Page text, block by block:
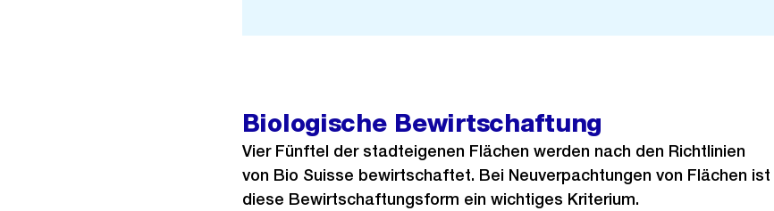
Biologische Bewirtschaftung
Vier Fünftel der stadteigenen Flächen werden nach den Richtlinien
von Bio Suisse bewirtschaftet. Bei Neuverpachtungen von Flächen ist
diese Bewirtschaftungsform ein wichtiges Kriterium.